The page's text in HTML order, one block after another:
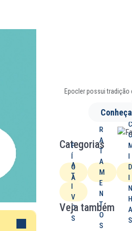
Epocler possui tradição
Categorias
F
Í
G
A
D
O
R
A
T
A
M
E
N
T
O
S
C
I
D
I
N
H
A
S
A
T
I
V
O
S
Veja também